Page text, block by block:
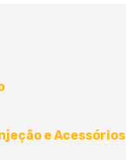
e Acessórios